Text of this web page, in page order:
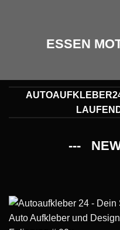
ESSEN
---